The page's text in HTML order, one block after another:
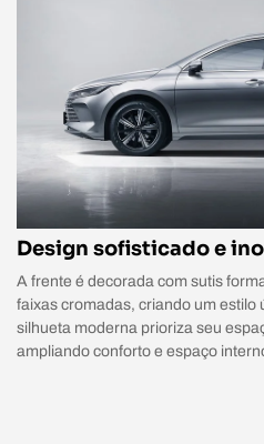
Design sofisticado e
A frente é decorada com sutis
faixas cromadas, criando um estilo
silhueta moderna prioriza seu
ampliando conforto e espaço